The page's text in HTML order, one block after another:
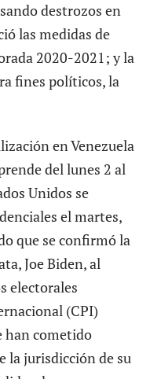
destrozos en
las medidas de
2020-2021; y la
fines políticos, la
en Venezuela
del lunes 2 al
Unidos se
el martes,
que se confirmó la
Joe Biden, al
electorales
(CPI)
han cometido
la jurisdicción de su